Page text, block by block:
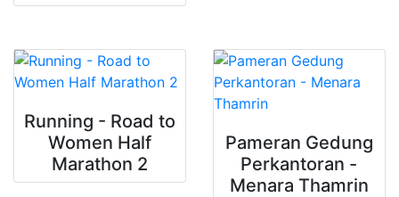
Running - Road to
Women Half
Marathon 2
Pameran Gedung
Perkantoran -
Menara Thamrin